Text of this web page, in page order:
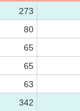
273
80
65
65
63
342